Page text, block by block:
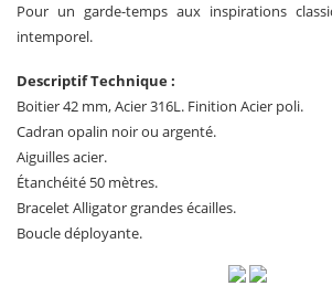
Pour un garde-temps aux inspirations
intemporel.
Descriptif Technique :
Boitier 42 mm, Acier 316L. Finition Acier poli.
Cadran opalin noir ou argenté.
Aiguilles acier.
Étanchéité 50 mètres.
Bracelet Alligator grandes écailles.
Boucle déployante.